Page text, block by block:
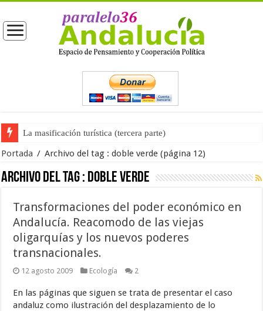
La masificación turística (tercera parte)
Portada / Archivo del tag :doble verde (página 12)
Archivo del tag : doble verde
Transformaciones del poder económico en
Andalucía. Reacomodo de las viejas
oligarquías y los nuevos poderes
transnacionales.
12 agosto 2009 Ecología 2
En las páginas que siguen se trata de presentar el caso
andaluz como ilustración del desplazamiento de lo